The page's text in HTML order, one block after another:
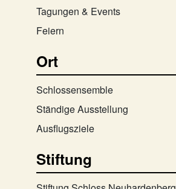
Tagungen & Events
Feiern
Ort
Schlossensemble
Ständige Ausstellung
Ausflugsziele
Stiftung